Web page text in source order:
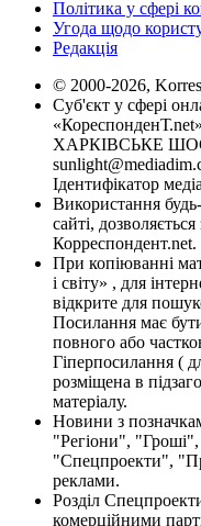
Політика у сфері
Угода щодо
Редакція
© 2000-2026,
Суб'єкт у сфері
ХАРКІВСЬКЕ
Ідентифікатор
Використання
сайті,
Корреспондент.net.
При копіюванні
і світу» , для
відкрите для
Посилання має
повного або
Гіперпосилання (
розміщена в
матеріалу.
Новини з
"Регіони",
"Спецпроекти",
реклами.
Розділ
комерційними